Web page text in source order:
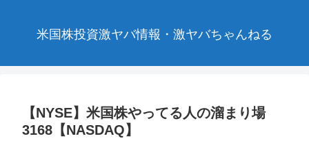
米国株投資激ヤバ情報・激ヤバちゃんねる
【NYSE】米国株やってる人の溜まり場
3168【NASDAQ】